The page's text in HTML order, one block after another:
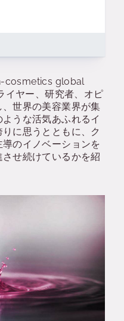
cosmetics global
イヤー、研究者、オピ
世界の美容業界が集
うな活気あふれるイ
に思うとともに、ク
のイノベーションを
せ続けているかを紹